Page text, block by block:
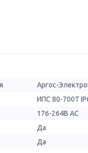
Аргос-
ИПС 80-700Т
176-264В AC
Да
Да